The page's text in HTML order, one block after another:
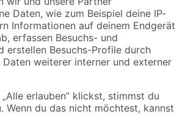
Versandarten